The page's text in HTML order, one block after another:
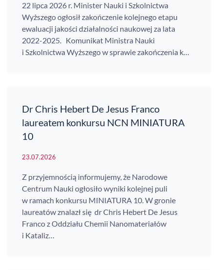
22 lipca 2026 r. Minister Nauki i Szkolnictwa
Wyższego ogłosił zakończenie kolejnego etapu
ewaluacji jakości działalności naukowej za lata
2022-2025. Komunikat Ministra Nauki
i Szkolnictwa Wyższego w sprawie zakończenia k…
Dr Chris Hebert De Jesus Franco
laureatem konkursu NCN MINIATURA
10
23.07.2026
Z przyjemnością informujemy, że Narodowe
Centrum Nauki ogłosiło wyniki kolejnej puli
w ramach konkursu MINIATURA 10. W gronie
laureatów znalazł się dr Chris Hebert De Jesus
Franco z Oddziału Chemii Nanomateriałów
i Kataliz…